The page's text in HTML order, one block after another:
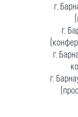
г.
г.
г.
г.